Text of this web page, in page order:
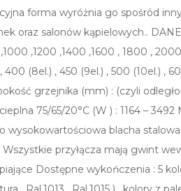
forma wyróżnia go spośród
oraz salonów kąpielowych..
,1200 ,1400 ,1600 , 1800 ,
, 400 (8el.) , 450 (9el.) , 500 (10el.) ,
grzejnika (mm) : (czyli
75/65/20°C (W ) : 1164 –
wysokowartościowa blacha
Wszystkie przyłącza mają gwint
Dostępne wykończenia : 5